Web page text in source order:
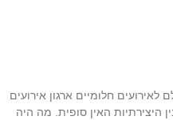
לאירועים חלומיים ארגון אירועים
היצירתיות האין סופית. מה היה